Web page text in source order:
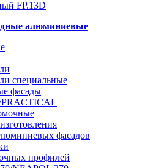
алюминиевые
специальные
фасады
фасадов
профилей